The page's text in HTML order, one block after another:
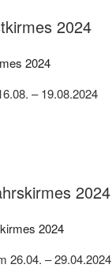
2024
– 19.08.2024
2024
26.04. – 29.04.2024